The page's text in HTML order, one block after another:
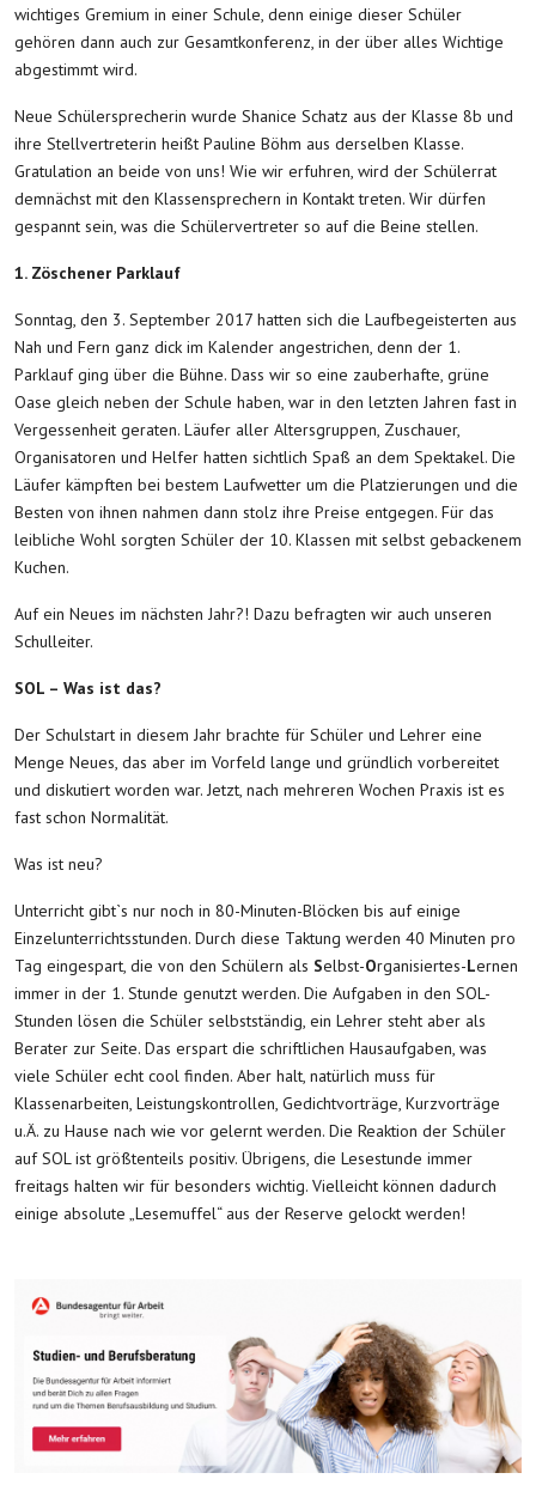
wichtiges Gremium in einer Schule, denn einige dieser Schüler
gehören dann auch zur Gesamtkonferenz, in der über alles Wichtige
abgestimmt wird.
Neue Schülersprecherin wurde Shanice Schatz aus der Klasse 8b und
ihre Stellvertreterin heißt Pauline Böhm aus derselben Klasse.
Gratulation an beide von uns! Wie wir erfuhren, wird der Schülerrat
demnächst mit den Klassensprechern in Kontakt treten. Wir dürfen
gespannt sein, was die Schülervertreter so auf die Beine stellen.
1. Zöschener Parklauf
Sonntag, den 3. September 2017 hatten sich die Laufbegeisterten aus
Nah und Fern ganz dick im Kalender angestrichen, denn der 1.
Parklauf ging über die Bühne. Dass wir so eine zauberhafte, grüne
Oase gleich neben der Schule haben, war in den letzten Jahren fast in
Vergessenheit geraten. Läufer aller Altersgruppen, Zuschauer,
Organisatoren und Helfer hatten sichtlich Spaß an dem Spektakel. Die
Läufer kämpften bei bestem Laufwetter um die Platzierungen und die
Besten von ihnen nahmen dann stolz ihre Preise entgegen. Für das
leibliche Wohl sorgten Schüler der 10. Klassen mit selbst gebackenem
Kuchen.
Auf ein Neues im nächsten Jahr?! Dazu befragten wir auch unseren
Schulleiter.
SOL – Was ist das?
Der Schulstart in diesem Jahr brachte für Schüler und Lehrer eine
Menge Neues, das aber im Vorfeld lange und gründlich vorbereitet
und diskutiert worden war. Jetzt, nach mehreren Wochen Praxis ist es
fast schon Normalität.
Was ist neu?
Unterricht gibt`s nur noch in 80-Minuten-Blöcken bis auf einige
Einzelunterrichtsstunden. Durch diese Taktung werden 40 Minuten pro
Tag eingespart, die von den Schülern als Selbst-Organisiertes-Lernen
immer in der 1. Stunde genutzt werden. Die Aufgaben in den SOL-
Stunden lösen die Schüler selbstständig, ein Lehrer steht aber als
Berater zur Seite. Das erspart die schriftlichen Hausaufgaben, was
viele Schüler echt cool finden. Aber halt, natürlich muss für
Klassenarbeiten, Leistungskontrollen, Gedichtvorträge, Kurzvorträge
u.Ä. zu Hause nach wie vor gelernt werden. Die Reaktion der Schüler
auf SOL ist größtenteils positiv. Übrigens, die Lesestunde immer
freitags halten wir für besonders wichtig. Vielleicht können dadurch
einige absolute „Lesemuffel“ aus der Reserve gelockt werden!